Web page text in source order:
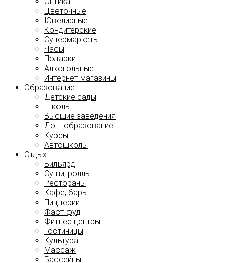
Цветочные
Ювелирные
Кондитерские
Супермаркеты
Часы
Подарки
Алкогольные
Интернет-магазины
Образование
Детские сады
Школы
Высшие заведения
Доп. образование
Курсы
Автошколы
Отдых
Бильярд
Суши, роллы
Рестораны
Кафе, бары
Пиццерии
Фаст-фуд
Фитнес центры
Гостиницы
Культура
Массаж
Бассейны